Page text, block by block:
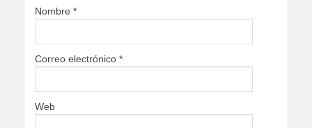
Nombre *
Correo electrónico *
Web